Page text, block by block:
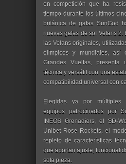
en competición que ha
tiempo durante los últimos
británica de gafas SunGod
nuevas gafas de sol Velans 2.
las Velans originales,
olímpicos y mundiales, así
Grandes Vueltas, presenta
técnica y versátil con una
compatibilidad universal con
Elegidas ya por
equipos patrocinados por
INEOS Grenadiers, el SD-
Unibet Rose Rockets, el
repleto de características
que aportan ajuste,
sola pieza.